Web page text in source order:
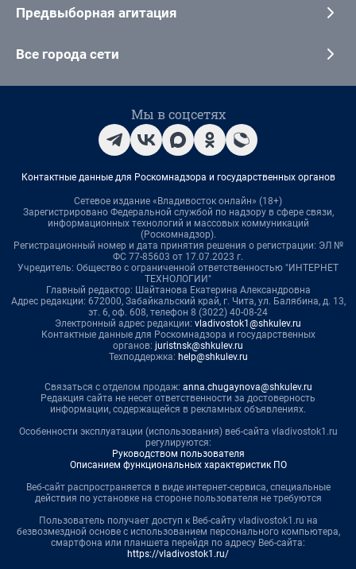
Предвыборная агитация
Все города сети
Мы в соцсетях
Контактные данные для Роскомнадзора и государственных органов
Сетевое издание «Владивосток онлайн» (18+)
Зарегистрировано Федеральной службой по надзору в сфере связи,
информационных технологий и массовых коммуникаций
(Роскомнадзор).
Регистрационный номер и дата принятия решения о регистрации: ЭЛ №
ФС 77-85603 от 17.07.2023 г.
Учредитель: Общество с ограниченной ответственностью "ИНТЕРНЕТ
ТЕХНОЛОГИИ"
Главный редактор: Шайтанова Екатерина Александровна
Адрес редакции: 672000, Забайкальский край, г. Чита, ул. Балябина, д. 13,
эт. 6, оф. 608, телефон 8 (3022) 40-08-24
Электронный адрес редакции: vladivostok1@shkulev.ru
Контактные данные для Роскомнадзора и государственных
органов: juristnsk@shkulev.ru
Техподдержка: help@shkulev.ru
Связаться с отделом продаж: anna.chugaynova@shkulev.ru
Редакция сайта не несет ответственности за достоверность
информации, содержащейся в рекламных объявлениях.
Особенности эксплуатации (использования) веб-сайта vladivostok1.ru
регулируются:
Руководством пользователя
Описанием функциональных характеристик ПО
Веб-сайт распространяется в виде интернет-сервиса, специальные
действия по установке на стороне пользователя не требуются
Пользователь получает доступ к Веб-сайту vladivostok1.ru на
безвозмездной основе с использованием персонального компьютера,
смартфона или планшета перейдя по адресу Веб-сайта:
https://vladivostok1.ru/